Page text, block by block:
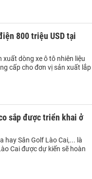
800 triệu USD tại
xuất dòng xe ô tô nhiên liệu
cấp cho đơn vị sản xuất lắp
sắp được triển khai ở
hay Sân Golf Lào Cai,... là
Cai được dự kiến sẽ hoàn